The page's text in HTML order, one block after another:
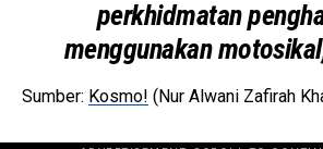
perkhidmatan
menggunakan
Sumber: Kosmo! (Nur Alwani Zafirah